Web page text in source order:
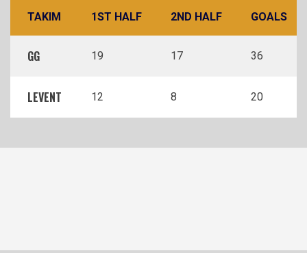
TAKIM 1ST HALF 2ND HALF GOALS
GG 19 17 36
LEVENT 12 8 20